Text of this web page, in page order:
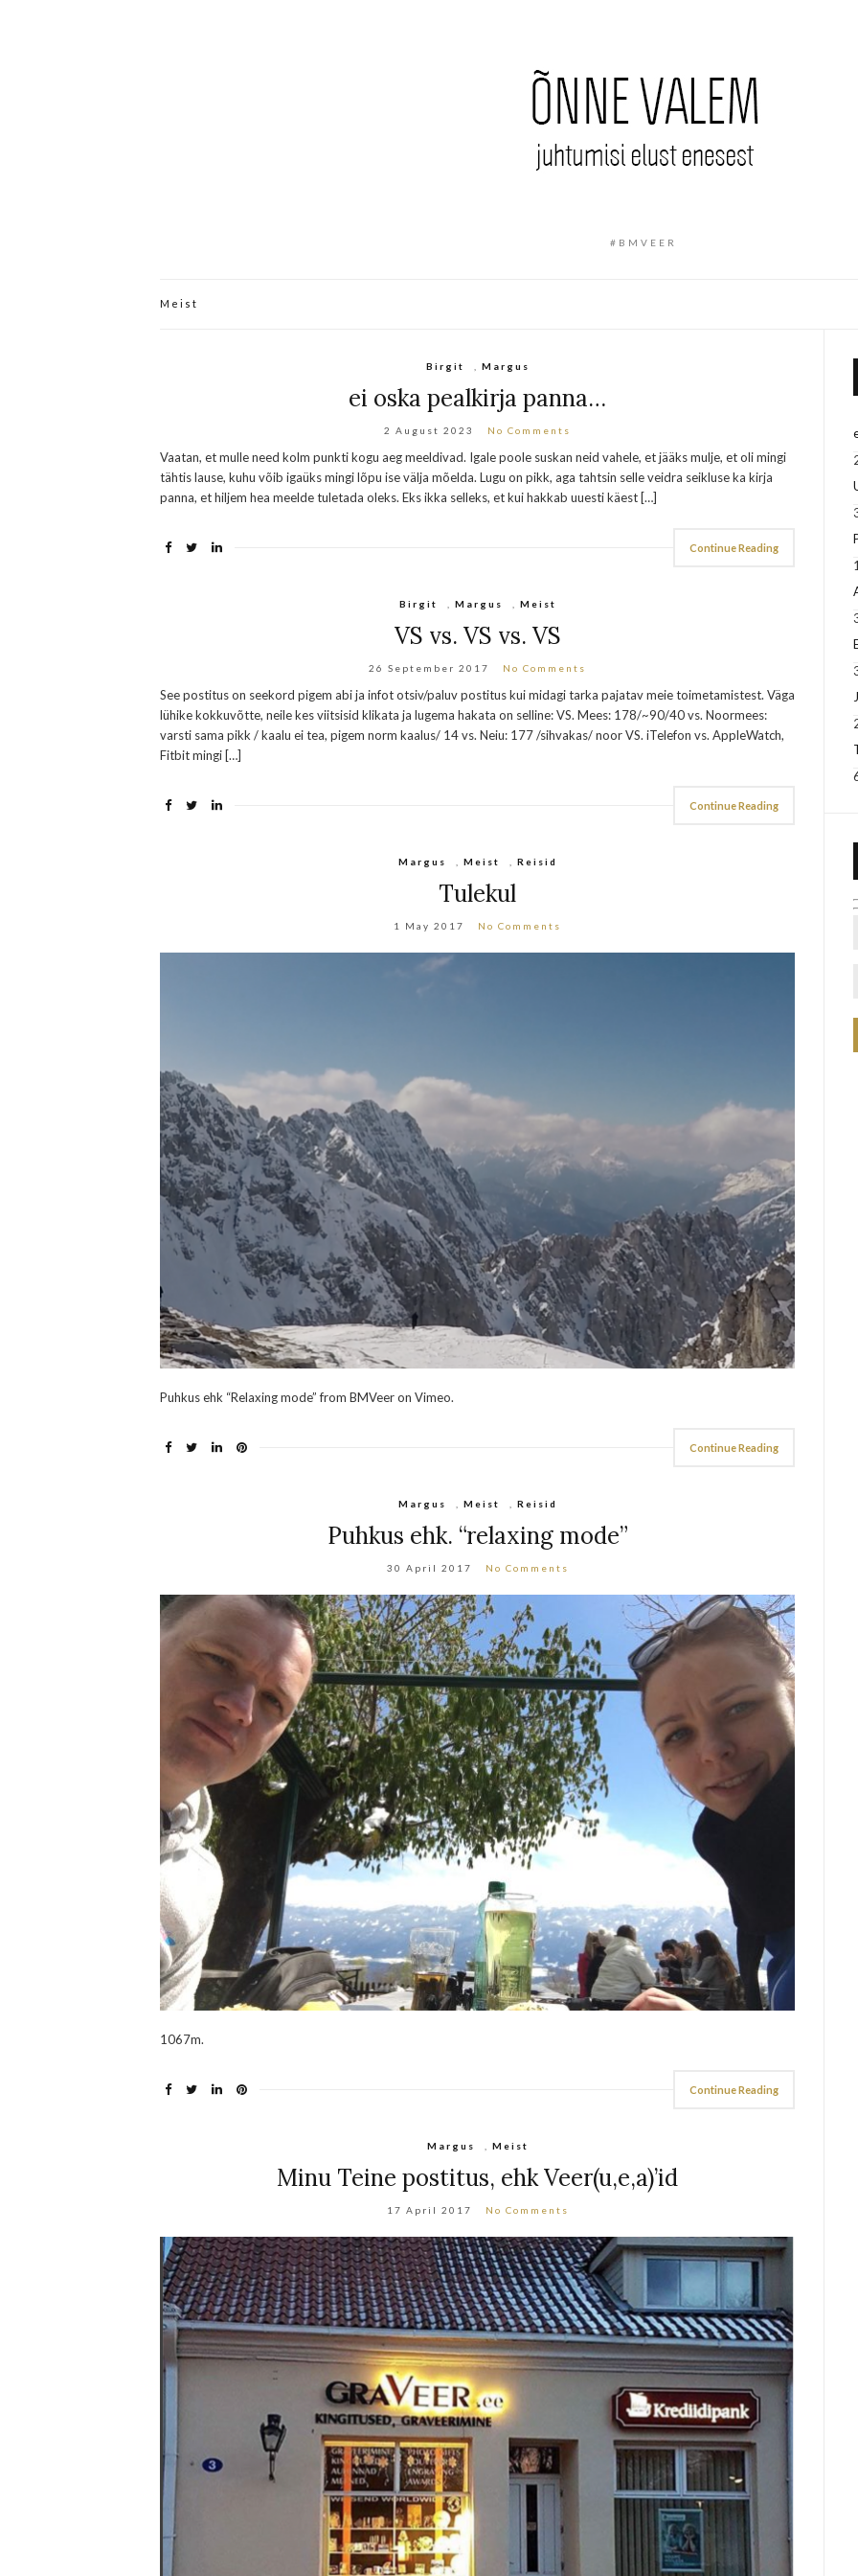
#BMVEER
Meist
Birgit Margus
ei oska pealkirja panna…
2 August 2023 No Comments
Vaatan, et mulle need kolm punkti kogu aeg meeldivad. Igale poole suskan neid vahele, et jääks mulje, et oli mingi
tähtis lause, kuhu võib igaüks mingi lõpu ise välja mõelda. Lugu on pikk, aga tahtsin selle veidra seikluse ka kirja
panna, et hiljem hea meelde tuletada oleks. Eks ikka selleks, et kui hakkab uuesti käest […]
Continue Reading
Birgit Margus Meist
VS vs. VS vs. VS
26 September 2017 No Comments
See postitus on seekord pigem abi ja infot otsiv/paluv postitus kui midagi tarka pajatav meie toimetamistest. Väga
lühike kokkuvõtte, neile kes viitsisid klikata ja lugema hakata on selline: VS. Mees: 178/~90/40 vs. Noormees:
varsti sama pikk / kaalu ei tea, pigem norm kaalus/ 14 vs. Neiu: 177 /sihvakas/ noor VS. iTelefon vs. AppleWatch,
Fitbit mingi […]
Continue Reading
Margus Meist Reisid
Tulekul
1 May 2017 No Comments
Puhkus ehk “Relaxing mode” from BMVeer on Vimeo.
Continue Reading
Margus Meist Reisid
Puhkus ehk. “relaxing mode”
30 April 2017 No Comments
1067m.
Continue Reading
Margus Meist
Minu Teine postitus, ehk Veer(u,e,a)’id
17 April 2017 No Comments